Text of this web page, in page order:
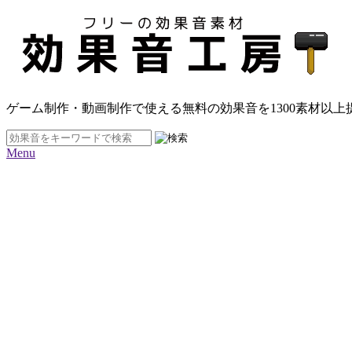
ゲーム制作・動画制作で使える無料の効果音を1300素材以上
Menu